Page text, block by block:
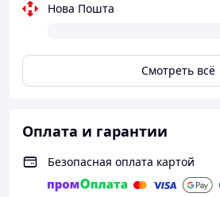
Нова Пошта
Смотреть всё
Оплата и гарантии
Безопасная оплата картой